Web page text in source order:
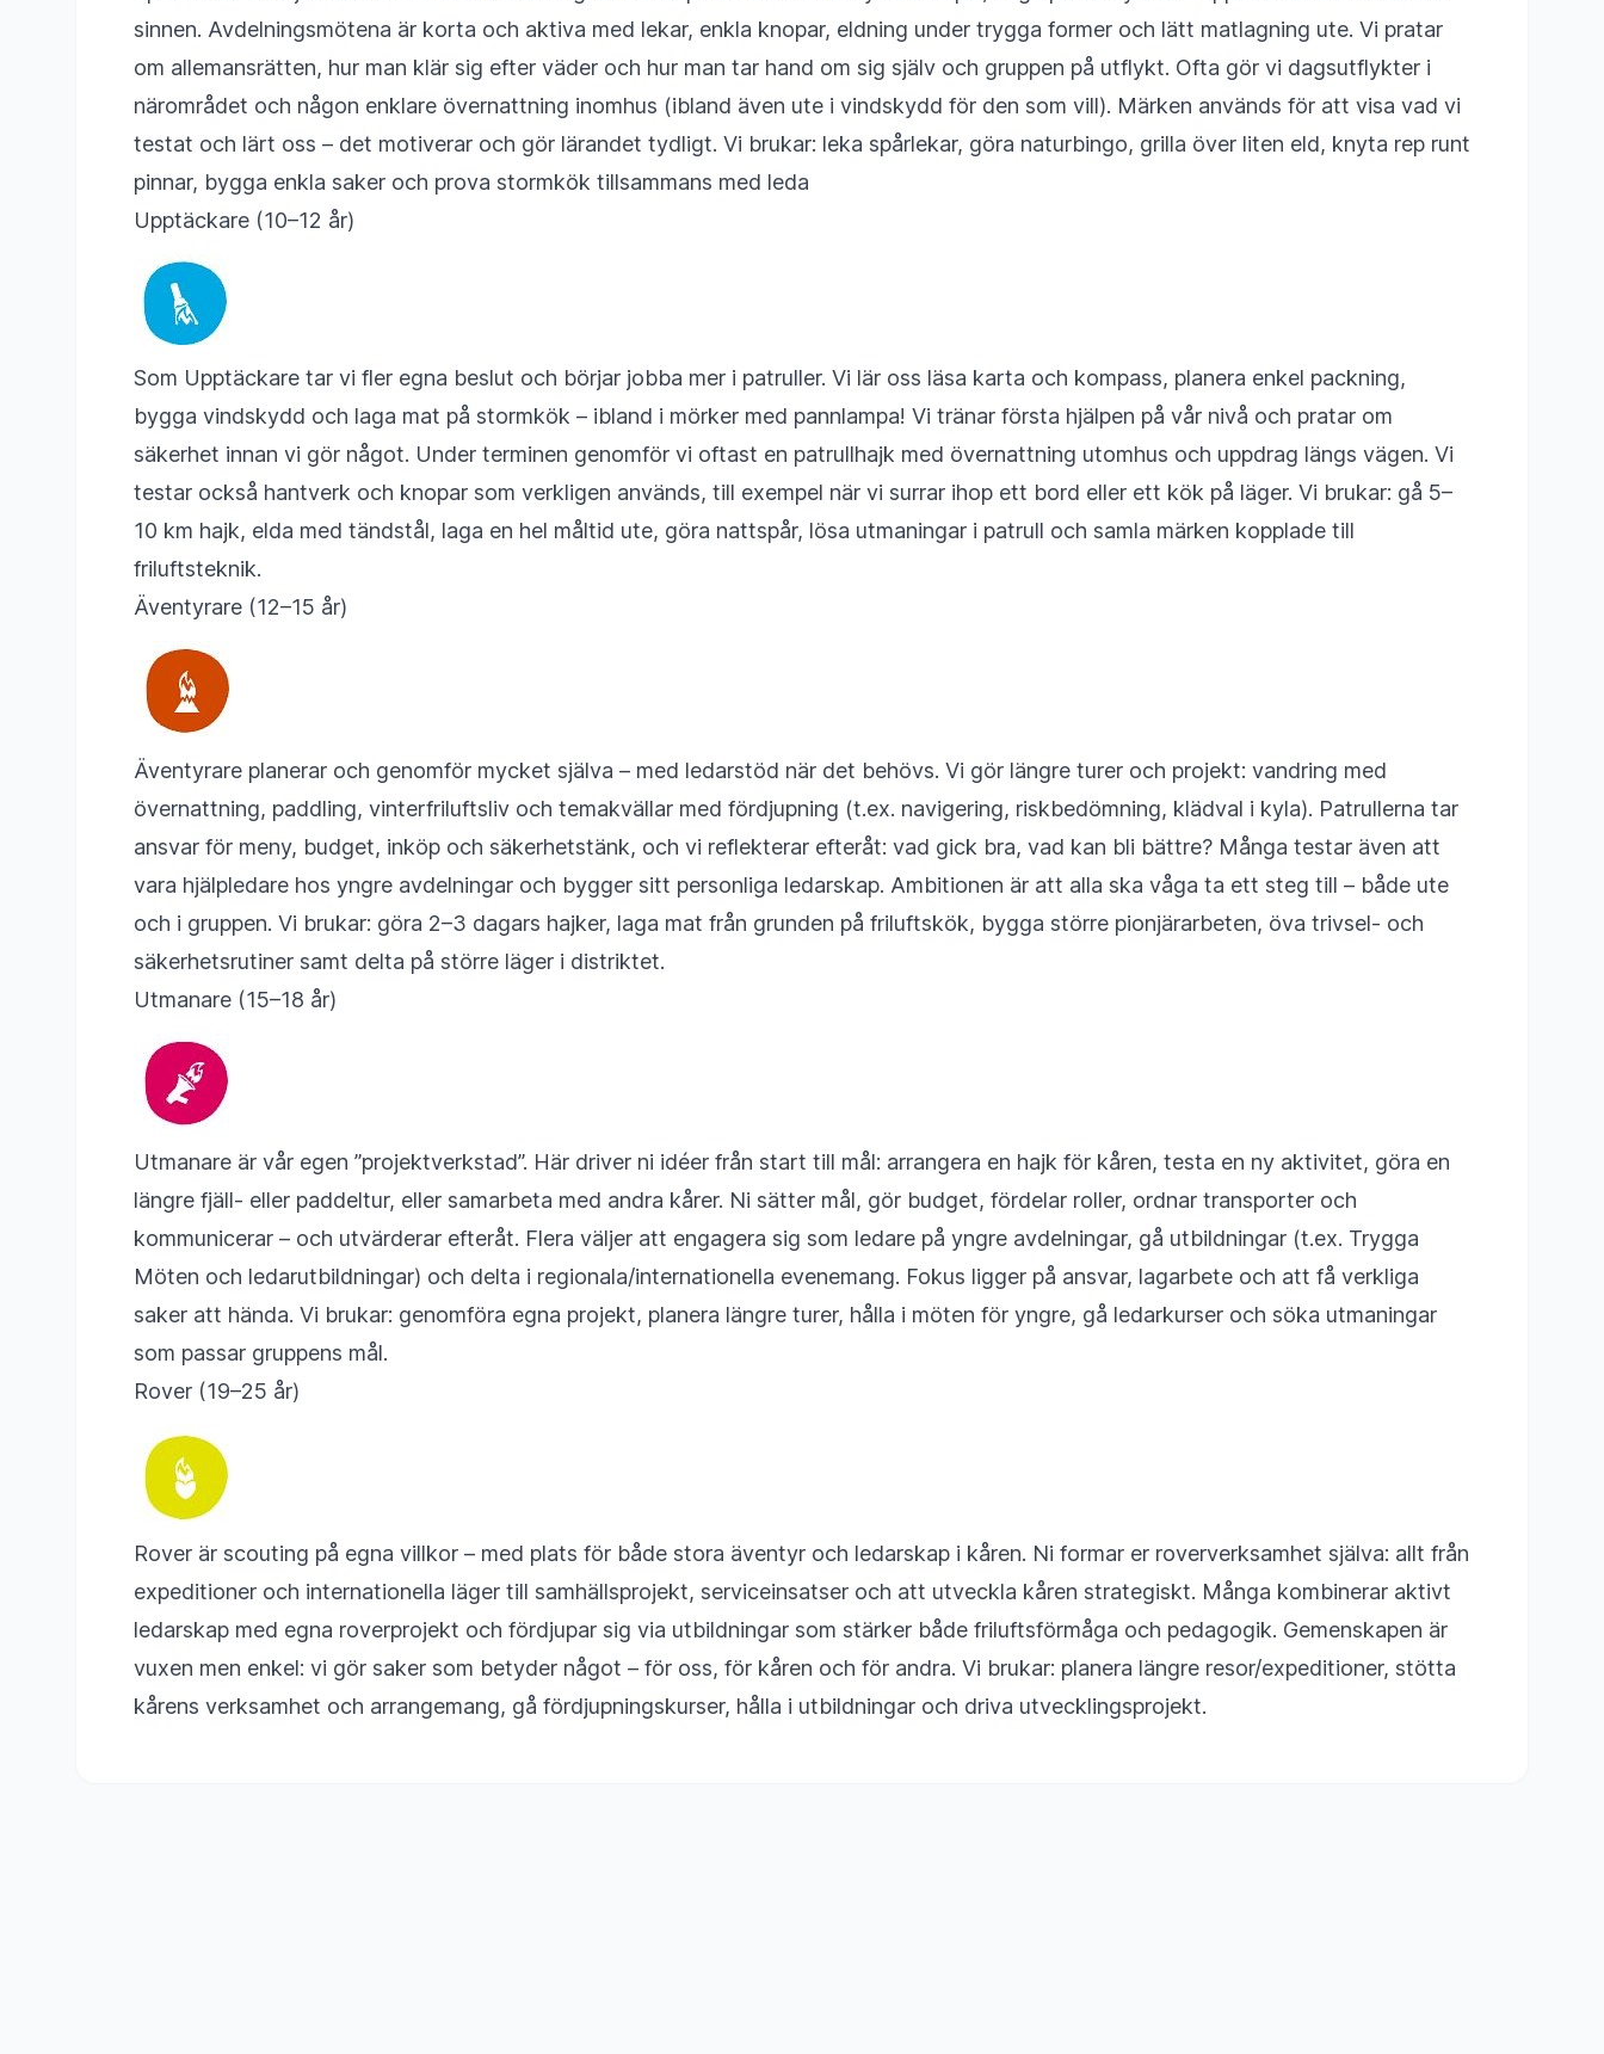
sinnen. Avdelningsmötena är korta och aktiva med lekar, enkla knopar, eldning under trygga former och lätt matlagning ute. Vi pratar
om allemansrätten, hur man klär sig efter väder och hur man tar hand om sig själv och gruppen på utflykt. Ofta gör vi dagsutflykter i
närområdet och någon enklare övernattning inomhus (ibland även ute i vindskydd för den som vill). Märken används för att visa vad vi
testat och lärt oss – det motiverar och gör lärandet tydligt. Vi brukar: leka spårlekar, göra naturbingo, grilla över liten eld, knyta rep runt
pinnar, bygga enkla saker och prova stormkök tillsammans med leda
Upptäckare (10–12 år)
Som Upptäckare tar vi fler egna beslut och börjar jobba mer i patruller. Vi lär oss läsa karta och kompass, planera enkel packning,
bygga vindskydd och laga mat på stormkök – ibland i mörker med pannlampa! Vi tränar första hjälpen på vår nivå och pratar om
säkerhet innan vi gör något. Under terminen genomför vi oftast en patrullhajk med övernattning utomhus och uppdrag längs vägen. Vi
testar också hantverk och knopar som verkligen används, till exempel när vi surrar ihop ett bord eller ett kök på läger. Vi brukar: gå 5–
10 km hajk, elda med tändstål, laga en hel måltid ute, göra nattspår, lösa utmaningar i patrull och samla märken kopplade till
friluftsteknik.
Äventyrare (12–15 år)
Äventyrare planerar och genomför mycket själva – med ledarstöd när det behövs. Vi gör längre turer och projekt: vandring med
övernattning, paddling, vinterfriluftsliv och temakvällar med fördjupning (t.ex. navigering, riskbedömning, klädval i kyla). Patrullerna tar
ansvar för meny, budget, inköp och säkerhetstänk, och vi reflekterar efteråt: vad gick bra, vad kan bli bättre? Många testar även att
vara hjälpledare hos yngre avdelningar och bygger sitt personliga ledarskap. Ambitionen är att alla ska våga ta ett steg till – både ute
och i gruppen. Vi brukar: göra 2–3 dagars hajker, laga mat från grunden på friluftskök, bygga större pionjärarbeten, öva trivsel- och
säkerhetsrutiner samt delta på större läger i distriktet.
Utmanare (15–18 år)
Utmanare är vår egen ”projektverkstad”. Här driver ni idéer från start till mål: arrangera en hajk för kåren, testa en ny aktivitet, göra en
längre fjäll- eller paddeltur, eller samarbeta med andra kårer. Ni sätter mål, gör budget, fördelar roller, ordnar transporter och
kommunicerar – och utvärderar efteråt. Flera väljer att engagera sig som ledare på yngre avdelningar, gå utbildningar (t.ex. Trygga
Möten och ledarutbildningar) och delta i regionala/internationella evenemang. Fokus ligger på ansvar, lagarbete och att få verkliga
saker att hända. Vi brukar: genomföra egna projekt, planera längre turer, hålla i möten för yngre, gå ledarkurser och söka utmaningar
som passar gruppens mål.
Rover (19–25 år)
Rover är scouting på egna villkor – med plats för både stora äventyr och ledarskap i kåren. Ni formar er roververksamhet själva: allt från
expeditioner och internationella läger till samhällsprojekt, serviceinsatser och att utveckla kåren strategiskt. Många kombinerar aktivt
ledarskap med egna roverprojekt och fördjupar sig via utbildningar som stärker både friluftsförmåga och pedagogik. Gemenskapen är
vuxen men enkel: vi gör saker som betyder något – för oss, för kåren och för andra. Vi brukar: planera längre resor/expeditioner, stötta
kårens verksamhet och arrangemang, gå fördjupningskurser, hålla i utbildningar och driva utvecklingsprojekt.